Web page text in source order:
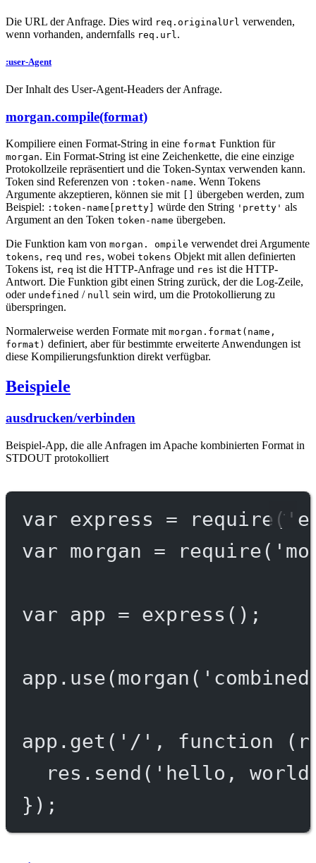
Die URL der Anfrage. Dies wird req.originalUrl verwenden,
wenn vorhanden, andernfalls req.url .
:user-Agent
Der Inhalt des User-Agent-Headers der Anfrage.
morgan.compile(format)
Kompiliere einen Format-String in eine format Funktion für
morgan. Ein Format-String ist eine Zeichenkette, die eine einzige
Protokollzeile repräsentiert und die Token-Syntax verwenden kann.
Token sind Referenzen von :token-name. Wenn Tokens
Argumente akzeptieren, können sie mit
übergeben werden, zum
Beispiel: :token-name[pretty] würde den String 'pretty' als
Argument an den Token token-name übergeben.
Die Funktion kam von morgan. ompile verwendet drei Argumente
tokens, req und res, wobei tokens Objekt mit allen definierten
Tokens ist, req ist die HTTP-Anfrage und res ist die HTTP-
Antwort. Die Funktion gibt einen String zurück, der die Log-Zeile,
oder undefined / null sein wird, um die Protokollierung zu
überspringen.
Normalerweise werden Formate mit morgan.format(name,
format) definiert, aber für bestimmte erweiterte Anwendungen ist
diese Kompilierungsfunktion direkt verfügbar.
Beispiele
ausdrucken/verbinden
Beispiel-App, die alle Anfragen im Apache kombinierten Format in
STDOUT protokolliert
var express = require (
var morgan = require(
var app = express ();
app. use(morgan (
app. get ( '/' , function (
res. send ( 'hello,
});